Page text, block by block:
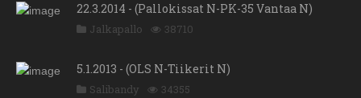
22.3.2014 - (Pallokissat N-PK-35 Vantaa N)
Jalkapallo 38710
5.1.2013 - (OLS N-Tiikerit N)
Salibandy 34355